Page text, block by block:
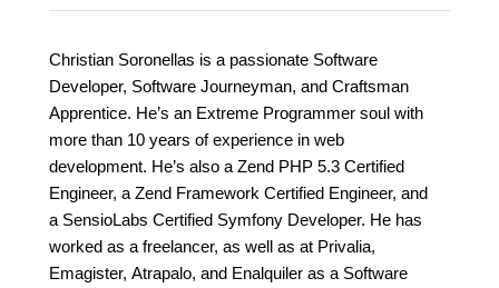
Christian Soronellas is a passionate Software
Developer, Software Journeyman, and Craftsman
Apprentice. He’s an Extreme Programmer soul with
more than 10 years of experience in web
development. He’s also a Zend PHP 5.3 Certified
Engineer, a Zend Framework Certified Engineer, and
a SensioLabs Certified Symfony Developer. He has
worked as a freelancer, as well as at Privalia,
Emagister, Atrapalo, and Enalquiler as a Software